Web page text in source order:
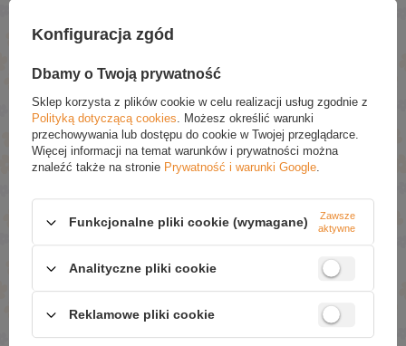
Mężczyzn 300ml
£3.59 (-20% Promocja czasowa)
£2.87
OnlyBio Hair in Balance Toner Waniliowy 100ml
Joanna Naturia Blond Rozjaśniacz do Całych Włosów 4
£4.79 (-20% Promocja czasowa)
OnlyBio Hair Cycling Regeneracja Serum na Końcówki
Konfiguracja zgód
Dbamy o Twoją prywatność
Sklep korzysta z plików cookie w celu realizacji usług zgodnie z
Polityką dotyczącą cookies. Możesz określić warunki
przechowywania lub dostępu do cookie w Twojej przeglądarce.
Więcej informacji na temat warunków i prywatności można
znaleźć także na stronie Prywatność i warunki Google.
Funkcjonalne pliki cookie (wymagane) Zawsze
aktywne
Analityczne pliki cookie
Reklamowe pliki cookie